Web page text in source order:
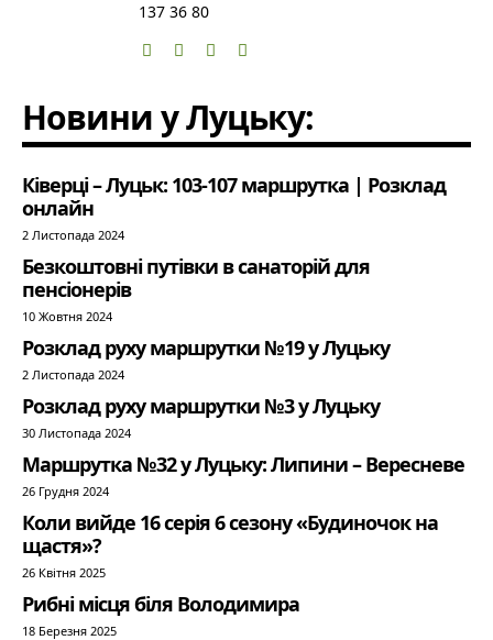
137 36 80
Новини у Луцьку:
Ківерці – Луцьк: 103-107 маршрутка | Розклад
онлайн
2 Листопада 2024
Безкоштовні путівки в санаторій для
пенсіонерів
10 Жовтня 2024
Розклад руху маршрутки №19 у Луцьку
2 Листопада 2024
Розклад руху маршрутки №3 у Луцьку
30 Листопада 2024
Маршрутка №32 у Луцьку: Липини – Вересневе
26 Грудня 2024
Коли вийде 16 серія 6 сезону «Будиночок на
щастя»?
26 Квітня 2025
Рибні місця біля Володимира
18 Березня 2025